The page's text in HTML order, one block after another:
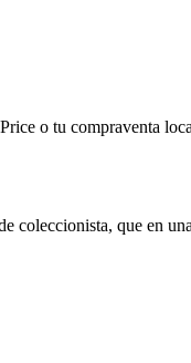
o tu compraventa
que en